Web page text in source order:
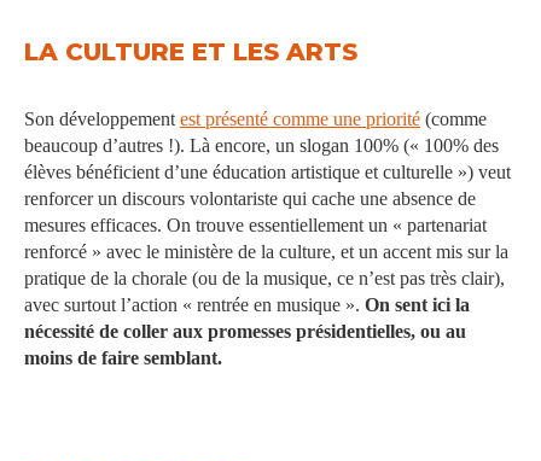
LA CULTURE ET LES ARTS
Son développement est présenté comme une priorité (comme
beaucoup d’autres !). Là encore, un slogan 100% (« 100% des
élèves bénéficient d’une éducation artistique et culturelle ») veut
renforcer un discours volontariste qui cache une absence de
mesures efficaces. On trouve essentiellement un « partenariat
renforcé » avec le ministère de la culture, et un accent mis sur la
pratique de la chorale (ou de la musique, ce n’est pas très clair),
avec surtout l’action « rentrée en musique ». On sent ici la
nécessité de coller aux promesses présidentielles, ou au
moins de faire semblant.